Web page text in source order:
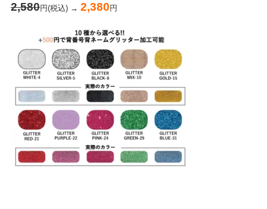
2,580円(税込) → 2,380 円